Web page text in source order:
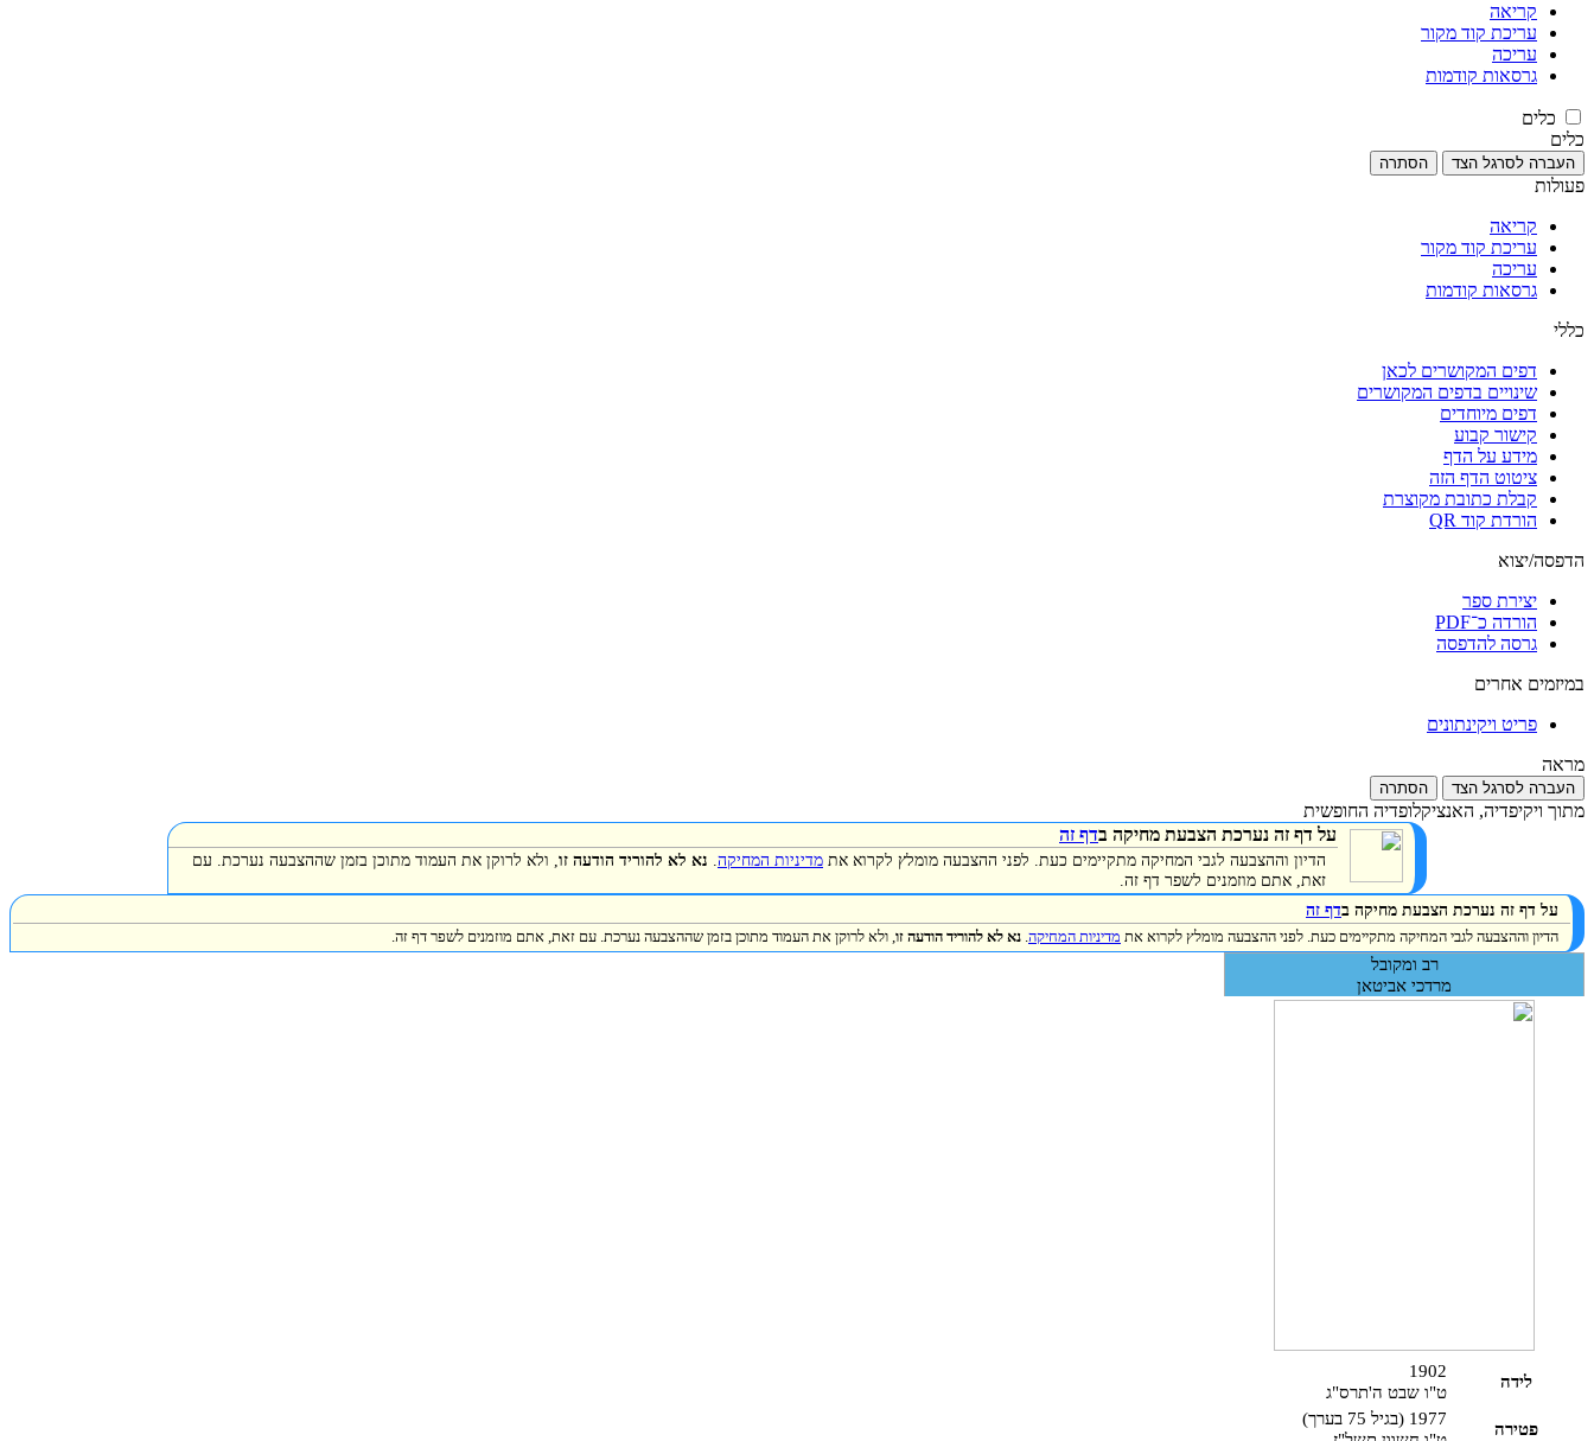
קריאה
עריכת קוד מקור
עריכה
גרסאות קודמות
כלים
כלים
העברה לסרגל הצד הסתרה
פעולות
קריאה
עריכת קוד מקור
עריכה
גרסאות קודמות
כללי
דפים המקושרים לכאן
שינויים בדפים המקושרים
דפים מיוחדים
קישור קבוע
מידע על הדף
ציטוט הדף הזה
קבלת כתובת מקוצרת
הורדת קוד QR
הדפסה/יצוא
יצירת ספר
הורדה כ־PDF
גרסה להדפסה
במיזמים אחרים
פריט ויקינתונים
מראה
העברה לסרגל הצד הסתרה
מתוך ויקיפדיה, האנציקלופדיה החופשית
על דף זה נערכת הצבעת מחיקה בדף זה
הדיון וההצבעה לגבי המחיקה מתקיימים כעת. לפני ההצבעה מומלץ לקרוא את מדיניות המחיקה. נא לא להוריד הודעה זו, ולא לרוקן את העמוד מתוכן בזמן שההצבעה נערכת. עם
זאת, אתם מוזמנים לשפר דף זה.
על דף זה נערכת הצבעת מחיקה בדף זה
הדיון וההצבעה לגבי המחיקה מתקיימים כעת. לפני ההצבעה מומלץ לקרוא את מדיניות המחיקה. נא לא להוריד הודעה זו, ולא לרוקן את העמוד מתוכן בזמן שההצבעה נערכת. עם זאת, אתם מוזמנים לשפר דף זה.
רב ומקובל
מרדכי אביטאן
לידה
1902
ט"ו שבט ה'תרס"ג
פטירה
1977 (בגיל 75 בערך)